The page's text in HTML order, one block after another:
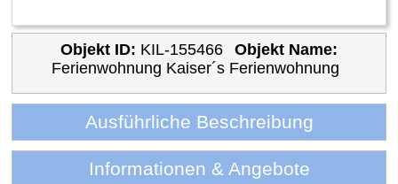
Objekt ID: KIL-155466
Objekt Name:
Ferienwohnung Kaiser´s Ferienwohnung
Ausführliche Beschreibung
Informationen & Angebote